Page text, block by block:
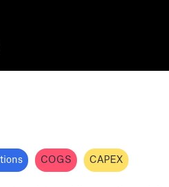
COGS CAPEX